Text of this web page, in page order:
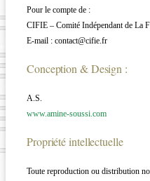
Pour le compte de :
CIFIE – Comité Indépendant de La
E-mail : contact@cifie.fr
Conception & Design :
A.S.
www.amine-soussi.com
Propriété intellectuelle
Toute reproduction ou distribution